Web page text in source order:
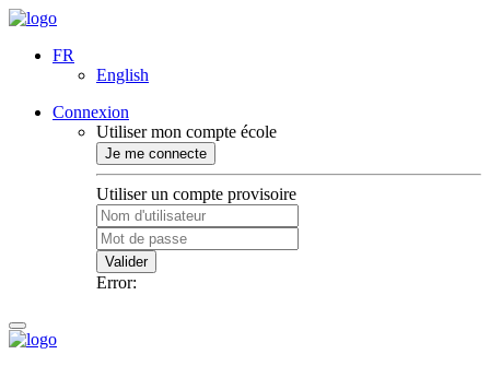
FR
English
Connexion
Utiliser mon compte école
Je me connecte
Utiliser un compte provisoire
Valider
Error: